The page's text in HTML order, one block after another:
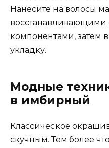
Нанесите на волосы
восстанавливающими
компонентами, затем
укладку.
Модные
в имбирный
Классическое
скучным. Тем более